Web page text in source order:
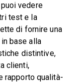
vedere
test e la
di fornire una
base alla
distintive,
clienti,
rapporto qualità-